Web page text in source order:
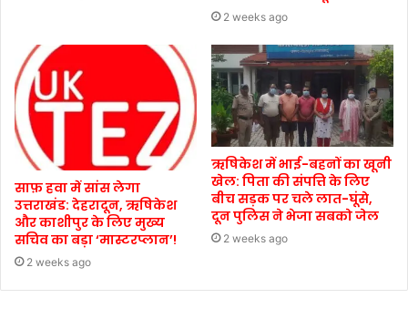
2 weeks ago
साफ़ हवा में सांस लेगा
उत्तराखंड: देहरादून, ऋषिकेश
और काशीपुर के लिए मुख्य
सचिव का बड़ा ‘मास्टरप्लान’!
2 weeks ago
ऋषिकेश में भाई-बहनों का खूनी
खेल: पिता की संपत्ति के लिए
बीच सड़क पर चले लात-घूंसे,
दून पुलिस ने भेजा सबको जेल
2 weeks ago